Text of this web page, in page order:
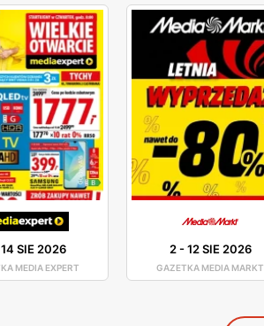
14 SIE 2026
MEDIA EXPERT
2-12 SIE 2026
GAZETKA MEDIA MARKT